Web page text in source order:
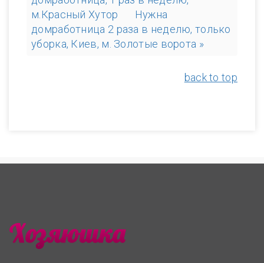
м.Красный Хутор
Нужна
домработница 2 раза в неделю, только
уборка, Киев, м. Золотые ворота »
back to top